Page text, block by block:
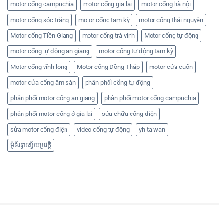
motor cổng campuchia motor cổng gia lai motor cổng hà nội
motor cổng sóc trăng motor cổng tam kỳ motor cổng thái nguyên
Motor cổng Tiền Giang motor cổng trà vinh Motor cổng tự động
motor cổng tự động an giang motor cổng tự động tam kỳ
Motor cổng vĩnh long Motor cổng Đồng Tháp motor cửa cuốn
motor cửa cổng âm sàn phân phối cổng tự động
phân phối motor cổng an giang phân phối motor cổng campuchia
phân phối motor cổng ở gia lai sửa chữa cổng điện
sửa motor cổng điện video cổng tự động yh taiwan
ម៉ូទ័រទ្វារស្វ័យប្រវត្តិ